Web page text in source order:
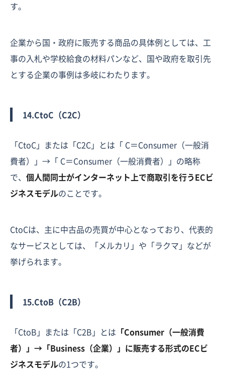
す。
企業から国・政府に販売する商品の具体例としては、工
事の入札や学校給食の材料パンなど、国や政府を取引先
とする企業の事例は多岐にわたります。
14.CtoC（C2C）
「CtoC」または「C2C」とは「 C＝Consumer（一般消
費者）」→「 C＝Consumer（一般消費者）」の略称
で、 個人間同士がインターネット上で商取引を行うECビ
ジネスモデルのことです。
CtoCは、主に中古品の売買が中心となっており、代表的
なサービスとしては、「メルカリ」や「ラクマ」などが
挙げられます。
15.CtoB（C2B）
「CtoB」または「C2B」とは 「Consumer（一般消費
者）」→「Business（企業）」に販売する形式のECビ
ジネスモデルの1つです。